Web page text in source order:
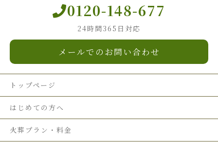
0120-148-677
24時間365日対応
メールでのお問い合わせ
トップページ
はじめての方へ
火葬プラン・料金